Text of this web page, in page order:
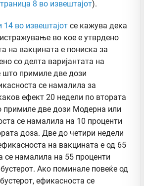
8 во извештајот).
14 во извештајот се кажува дека
во кое е утврдено
на вакцината е пониска за
со делта варијантата на
што примиле две дози
се намалила за
ефект 20 недели по втората
примиле две дози Модерна или
се намалила на 10 проценти
доза. Две до четири недели
на вакцината е од 65
се намалила на 55 проценти
Ако поминале повеќе од
ефикасноста се